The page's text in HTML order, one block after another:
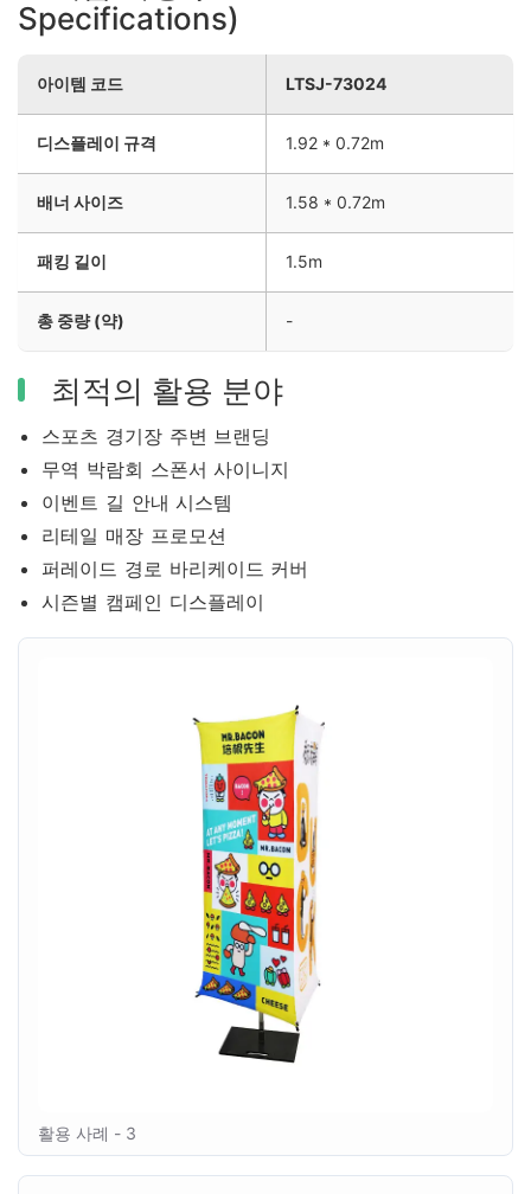
Specifications)
아이템 코드 LTSJ-73024
디스플레이 규격 1.92 * 0.72m
배너 사이즈 1.58 * 0.72m
패킹 길이 1.5m
총 중량 (약) -
최적의 활용 분야
스포츠 경기장 주변 브랜딩
무역 박람회 스폰서 사이니지
이벤트 길 안내 시스템
리테일 매장 프로모션
퍼레이드 경로 바리케이드 커버
시즌별 캠페인 디스플레이
활용 사례 - 3